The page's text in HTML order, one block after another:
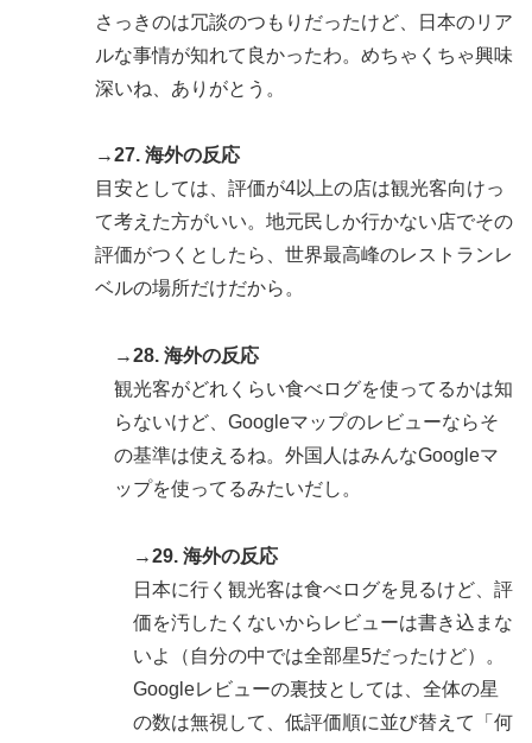
さっきのは冗談のつもりだったけど、日本のリア
ルな事情が知れて良かったわ。めちゃくちゃ興味
深いね、ありがとう。
→27. 海外の反応
目安としては、評価が4以上の店は観光客向けっ
て考えた方がいい。地元民しか行かない店でその
評価がつくとしたら、世界最高峰のレストランレ
ベルの場所だけだから。
→28. 海外の反応
観光客がどれくらい食べログを使ってるかは知
らないけど、Googleマップのレビューならそ
の基準は使えるね。外国人はみんなGoogleマ
ップを使ってるみたいだし。
→29. 海外の反応
日本に行く観光客は食べログを見るけど、評
価を汚したくないからレビューは書き込まな
いよ（自分の中では全部星5だったけど）。
Googleレビューの裏技としては、全体の星
の数は無視して、低評価順に並び替えて「何